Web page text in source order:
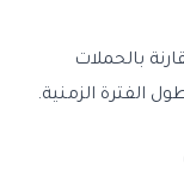
بالحملات
الفترة الزمنية.